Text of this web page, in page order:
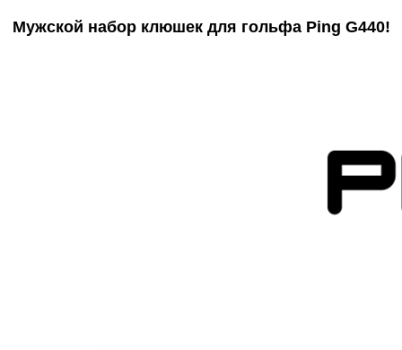
Мужской набор клюшек для гольфа Ping G440!